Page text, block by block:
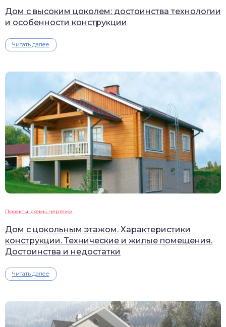
Дом с высоким цоколем: достоинства технологии
и особенности конструкции
Читать далее
Проекты, схемы, чертежи
Дом с цокольным этажом. Характеристики
конструкции. Технические и жилые помещения.
Достоинства и недостатки
Читать далее